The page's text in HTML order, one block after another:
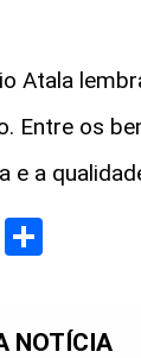
Atala
Entre os
e a
LinkedIn
NOTÍCIA